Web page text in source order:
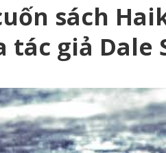
sách
tác giả Dale